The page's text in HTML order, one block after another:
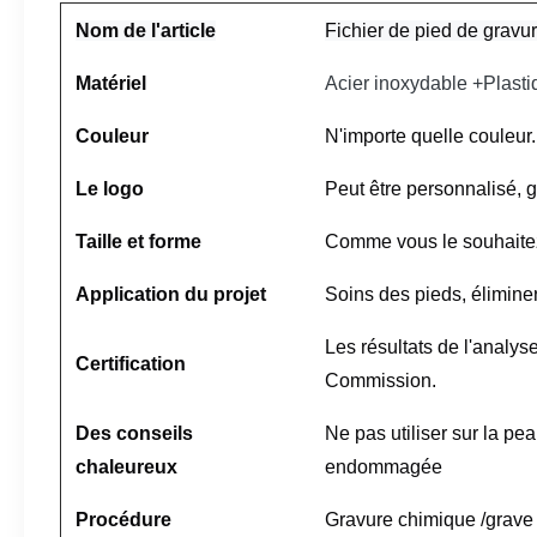
Nom de l'article Fichier de pied de
Matériel Acier inoxydable
Couleur N'importe quelle couleur.
Le logo Peut être personnalisé,
Taille et forme Comme vous le
Application du projet Soins des pieds,
Certification
Les résultats de
Commission.
Des conseils
chaleureux
Ne pas utiliser sur la
endommagée
Procédure Gravure chimique /